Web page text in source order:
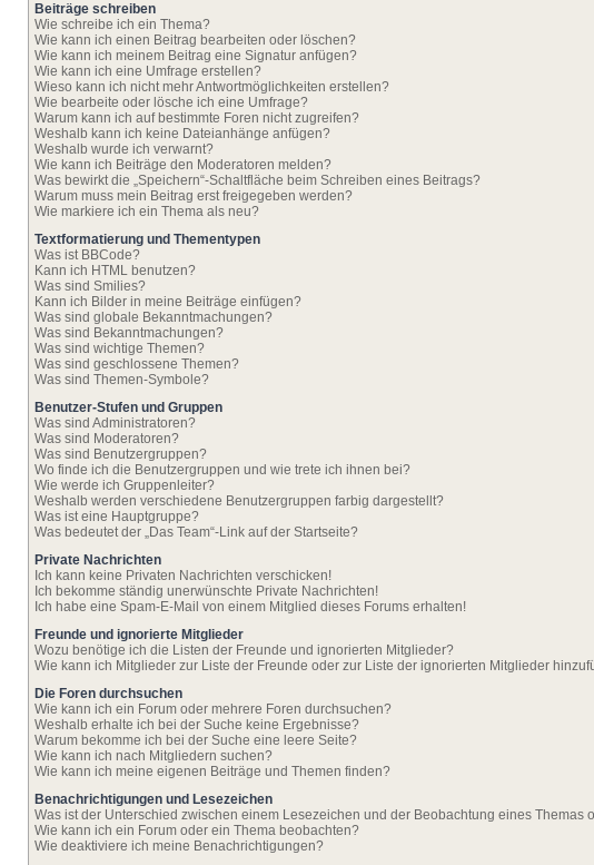
Beiträge schreiben
Wie schreibe ich ein Thema?
Wie kann ich einen Beitrag bearbeiten oder löschen?
Wie kann ich meinem Beitrag eine Signatur anfügen?
Wie kann ich eine Umfrage erstellen?
Wieso kann ich nicht mehr Antwortmöglichkeiten erstellen?
Wie bearbeite oder lösche ich eine Umfrage?
Warum kann ich auf bestimmte Foren nicht zugreifen?
Weshalb kann ich keine Dateianhänge anfügen?
Weshalb wurde ich verwarnt?
Wie kann ich Beiträge den Moderatoren melden?
Was bewirkt die „Speichern“-Schaltfläche beim Schreiben eines Beitrags?
Warum muss mein Beitrag erst freigegeben werden?
Wie markiere ich ein Thema als neu?
Textformatierung und Thementypen
Was ist BBCode?
Kann ich HTML benutzen?
Was sind Smilies?
Kann ich Bilder in meine Beiträge einfügen?
Was sind globale Bekanntmachungen?
Was sind Bekanntmachungen?
Was sind wichtige Themen?
Was sind geschlossene Themen?
Was sind Themen-Symbole?
Benutzer-Stufen und Gruppen
Was sind Administratoren?
Was sind Moderatoren?
Was sind Benutzergruppen?
Wo finde ich die Benutzergruppen und wie trete ich ihnen bei?
Wie werde ich Gruppenleiter?
Weshalb werden verschiedene Benutzergruppen farbig dargestellt?
Was ist eine Hauptgruppe?
Was bedeutet der „Das Team“-Link auf der Startseite?
Private Nachrichten
Ich kann keine Privaten Nachrichten verschicken!
Ich bekomme ständig unerwünschte Private Nachrichten!
Ich habe eine Spam-E-Mail von einem Mitglied dieses Forums erhalten!
Freunde und ignorierte Mitglieder
Wozu benötige ich die Listen der Freunde und ignorierten Mitglieder?
Wie kann ich Mitglieder zur Liste der Freunde oder zur Liste der ignorierten Mitglieder
Die Foren durchsuchen
Wie kann ich ein Forum oder mehrere Foren durchsuchen?
Weshalb erhalte ich bei der Suche keine Ergebnisse?
Warum bekomme ich bei der Suche eine leere Seite?
Wie kann ich nach Mitgliedern suchen?
Wie kann ich meine eigenen Beiträge und Themen finden?
Benachrichtigungen und Lesezeichen
Was ist der Unterschied zwischen einem Lesezeichen und der Beobachtung eines Themas
Wie kann ich ein Forum oder ein Thema beobachten?
Wie deaktiviere ich meine Benachrichtigungen?